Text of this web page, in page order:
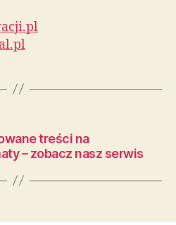
treści na
– zobacz nasz serwis